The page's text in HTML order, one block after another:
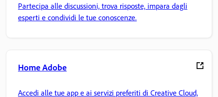
Partecipa alle discussioni, trova risposte, impara dagli
esperti e condividi le tue conoscenze.
Home Adobe
Accedi alle tue app e ai servizi preferiti di Creative Cloud,